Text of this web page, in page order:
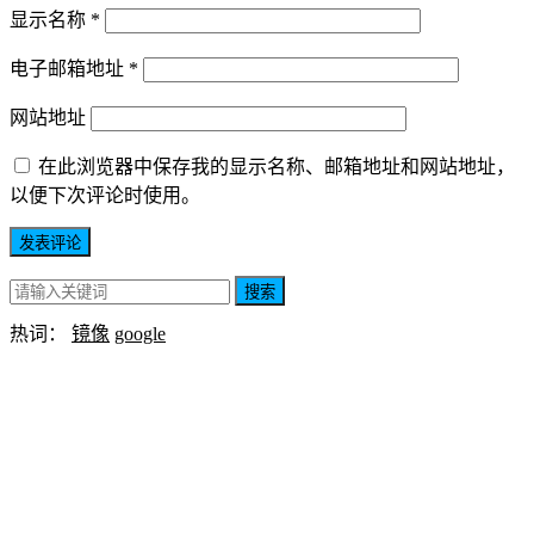
显示名称 *
电子邮箱地址 *
网站地址
在此浏览器中保存我的显示名称、邮箱地址和网站地址，
以便下次评论时使用。
搜索
热词： 镜像 google